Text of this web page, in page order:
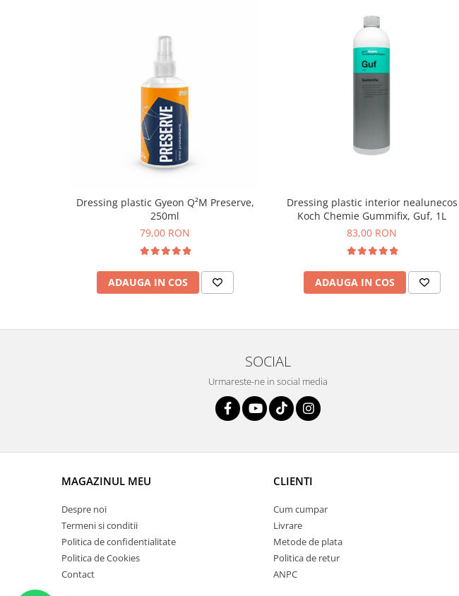
Dressing plastic Gyeon Q²M Preserve,
250ml
79,00 RON
ADAUGA IN COS
Dressing plastic interior nealunecos
Koch Chemie Gummifix, Guf, 1L
83,00 RON
ADAUGA IN COS
SOCIAL
Urmareste-ne in social media
MAGAZINUL MEU
Despre noi
Termeni si conditii
Politica de confidentialitate
Politica de Cookies
Contact
CLIENTI
Cum cumpar
Livrare
Metode de plata
Politica de retur
ANPC